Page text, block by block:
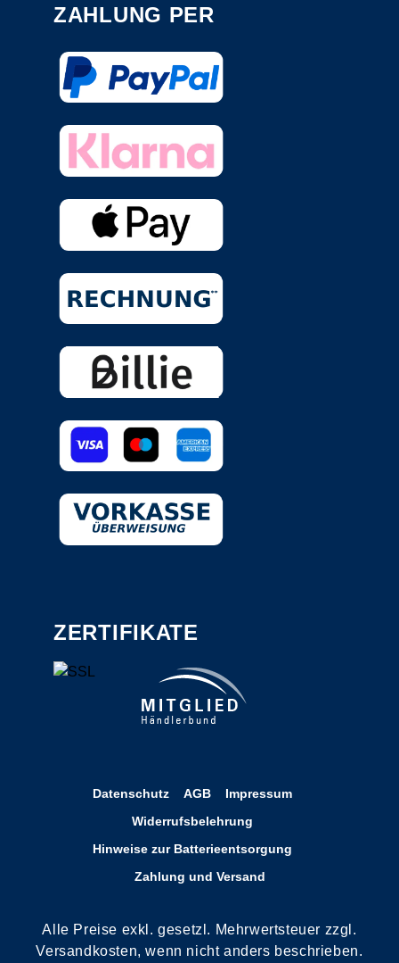
ZAHLUNG PER
ZERTIFIKATE
Datenschutz AGB
Impressum
Widerrufsbelehrung
Hinweise zur Batterieentsorgung
Zahlung und Versand
Alle Preise exkl. gesetzl. Mehrwertsteuer zzgl.
Versandkosten, wenn nicht anders beschrieben.